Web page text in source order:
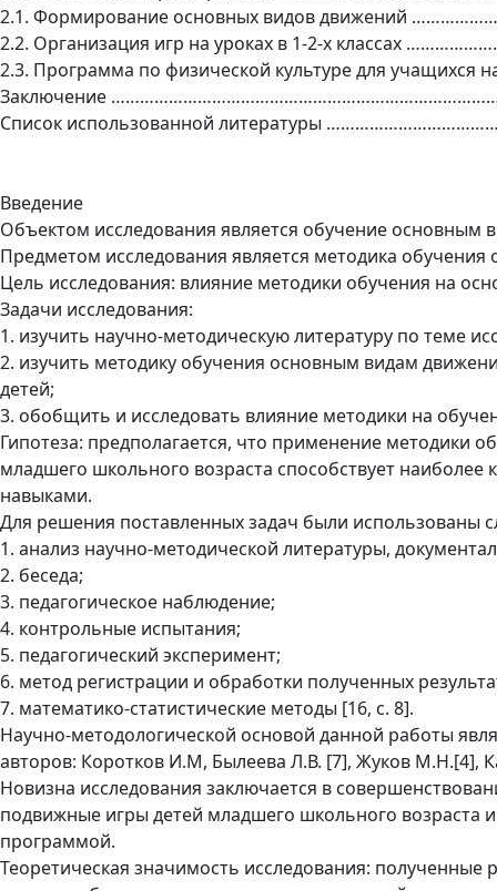
2.1. Формирование основных видов движений
2.2. Организация игр на уроках в 1-2-х классах
2.3. Программа по физической культуре для учащихся
Заключение
Список использованной литературы
Введение
Объектом исследования является обучение
Предметом исследования является методика
Цель исследования: влияние методики обучения на
Задачи исследования:
1. изучить научно-методическую литературу по теме
2. изучить методику обучения основным видам
детей;
3. обобщить и исследовать влияние методики на
Гипотеза: предполагается, что применение
младшего школьного возраста способствует
навыками.
Для решения поставленных задач были использованы
1. анализ научно-методической литературы,
2. беседа;
3. педагогическое наблюдение;
4. контрольные испытания;
5. педагогический эксперимент;
6. метод регистрации и обработки полученных
7. математико-статистические методы [16, с. 8].
Научно-методологической основой данной работы
авторов: Коротков И.М, Былеева Л.В. [7], Жуков
Новизна исследования заключается в
подвижные игры детей младшего школьного возраста
программой.
Теоретическая значимость исследования: полученные